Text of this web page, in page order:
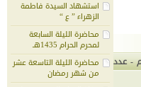
استشهاد السيدة فاطمة
الزهراء ” ع “
محاضرة الليلة السابعة
لمحرم الحرام 1435هـ
محاضرة الليلة التاسعة عشر
من شهر رمضان
- عدد